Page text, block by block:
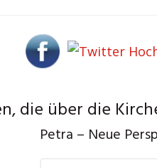
die über die
Petra – Neue